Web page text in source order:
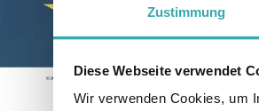
Zustimmung
Diese Webseite verwendet
Wir verwenden Cookies, um